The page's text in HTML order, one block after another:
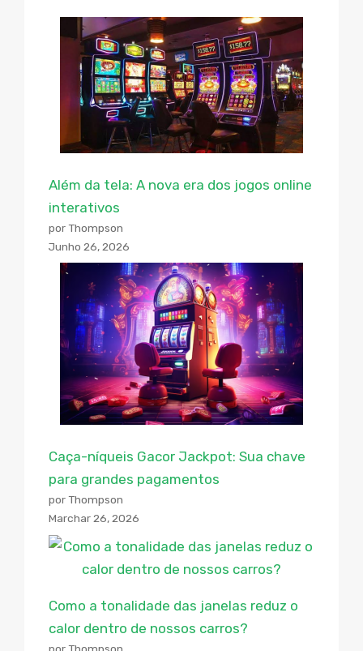
Além da tela: A nova era dos jogos online
interativos
por Thompson
Junho 26, 2026
Caça-níqueis Gacor Jackpot: Sua chave
para grandes pagamentos
por Thompson
Marchar 26, 2026
Como a tonalidade das janelas reduz o
calor dentro de nossos carros?
por Thompson